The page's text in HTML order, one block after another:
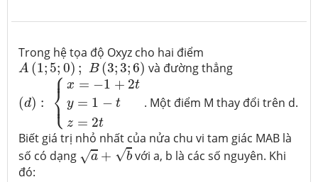
Trong hệ tọa độ Oxyz cho hai điểm
A (1; 5; 0) ; B (3;3;6)
A(1;5;0);B(3 ;3;6) và đường thẳng
(d) : ⎧
⎪
⎨
⎪
⎩
x = −1 + 2t
y = 1 − t
z = 2t
(d ):{x=−1 + 2ty =1−tz= 2t
. Một điểm M thay đổi trên d.
Biết giá trị nhỏ nhất của nửa chu vi tam giác MAB là
số có dạng √a + √b
a+b
với a, b là các số nguyên. Khi
đó: